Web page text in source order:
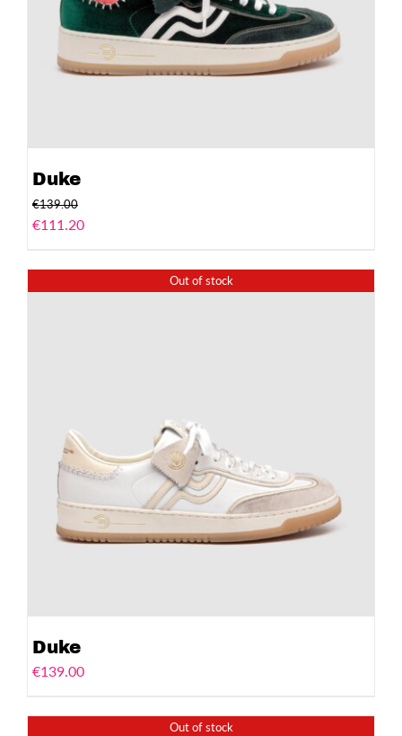
Duke
€139.00
€111.20
Out of stock
Duke
€139.00
Out of stock